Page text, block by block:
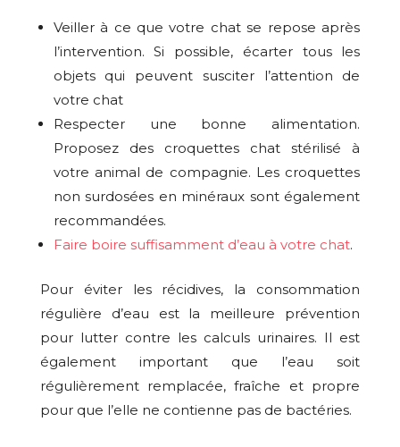
Veiller à ce que votre chat se repose après
l’intervention. Si possible, écarter tous les
objets qui peuvent susciter l’attention de
votre chat
Respecter une bonne alimentation.
Proposez des croquettes chat stérilisé à
votre animal de compagnie. Les croquettes
non surdosées en minéraux sont également
recommandées.
Faire boire suffisamment d’eau à votre chat.
Pour éviter les récidives, la consommation
régulière d’eau est la meilleure prévention
pour lutter contre les calculs urinaires. Il est
également important que l’eau soit
régulièrement remplacée, fraîche et propre
pour que l’elle ne contienne pas de bactéries.